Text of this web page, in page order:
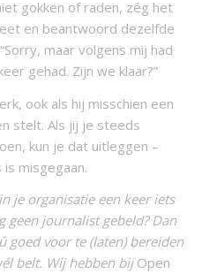
gokken of raden, zég het
en beantwoord dezelfde
maar volgens mij had
gehad. Zijn we klaar?”
ook als hij misschien een
stelt. Als jij je steeds
kun je dat uitleggen –
misgegaan.
je organisatie een keer iets
geen journalist gebeld? Dan
goed voor te (laten) bereiden
belt. Wij hebben bijOpen